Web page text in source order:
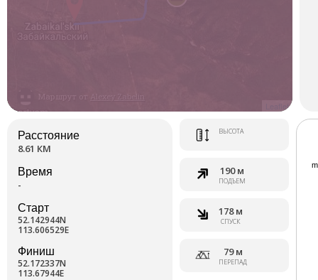
Leaflet
Расстояние
8.61 КМ
Время
-
Старт
52.142944N
113.606529E
Финиш
52.172337N
113.67944E
ВЫСОТА
190 м
ПОДЪЕМ
178 м
СПУСК
79 м
ПЕРЕПАД
m